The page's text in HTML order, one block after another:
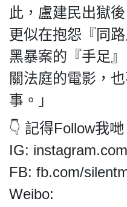
系列
活動
關於我們
我們的立場
此，盧建民出獄
更似在抱怨『同
黑暴案的『手足
關法庭的電影，
事。」
👇 記得Follow我哋
IG:
FB: fb.com/
Weibo: